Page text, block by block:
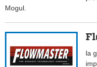
Mogul.
la